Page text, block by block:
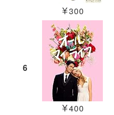
￥300
6
￥400